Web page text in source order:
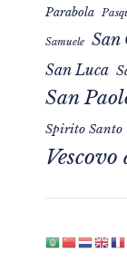
Parabola
Samuele San
San Luca
San
Spirito Santo